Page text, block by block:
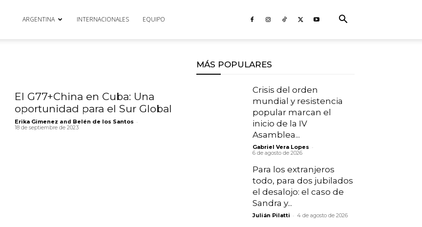
ARGENTINA INTERNACIONALES EQUIPO
El G77+China en Cuba: Una
oportunidad para el Sur Global
Erika Gimenez and Belén de los Santos -
18 de septiembre de 2023
MÁS POPULARES
Crisis del orden
mundial y resistencia
popular marcan el
inicio de la IV
Asamblea...
Gabriel Vera Lopes -
6 de agosto de 2026
Para los extranjeros
todo, para dos jubilados
el desalojo: el caso de
Sandra y...
Julián Pilatti - 4 de agosto de 2026